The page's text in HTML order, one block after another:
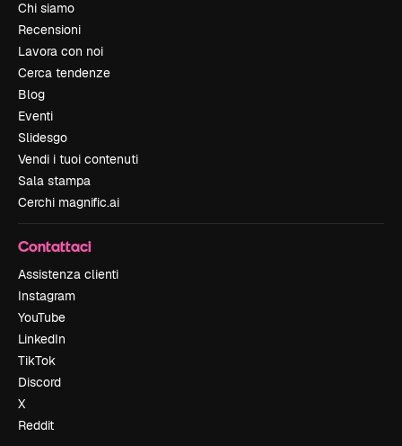
Chi siamo
Recensioni
Lavora con noi
Cerca tendenze
Blog
Eventi
Slidesgo
Vendi i tuoi contenuti
Sala stampa
Cerchi magnific.ai
Contattaci
Assistenza clienti
Instagram
YouTube
LinkedIn
TikTok
Discord
X
Reddit